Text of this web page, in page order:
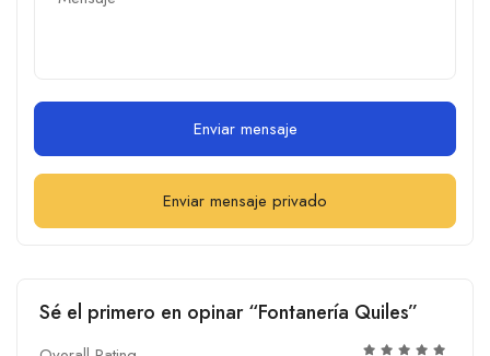
Enviar mensaje
Enviar mensaje privado
Sé el primero en opinar “Fontanería Quiles”